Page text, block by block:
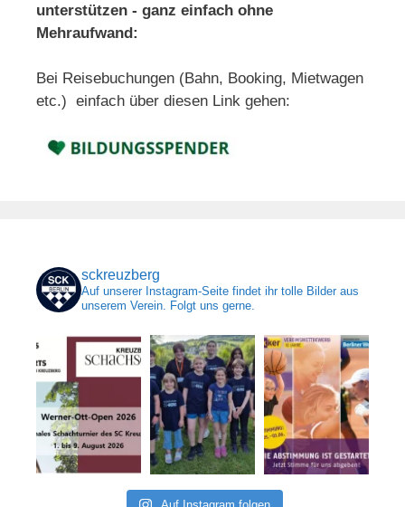
unterstützen - ganz einfach ohne
Mehraufwand:
Bei Reisebuchungen (Bahn, Booking, Mietwagen
etc.) einfach über diesen Link gehen:
sckreuzberg
Auf unserer Instagram-Seite findet ihr tolle Bilder aus
unserem Verein. Folgt uns gerne.